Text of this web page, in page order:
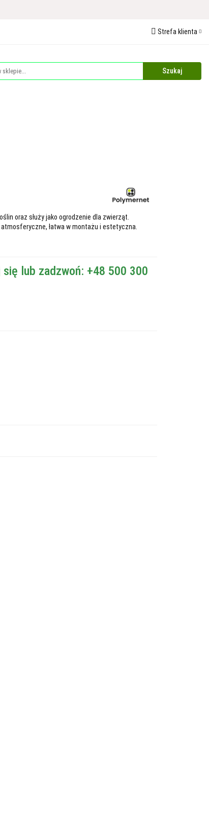
Strefa klienta
Zarejestruj się
oraz służy jako ogrodzenie dla zwierząt.
łatwa w montażu i estetyczna.
lub zadzwoń: +48 500 300